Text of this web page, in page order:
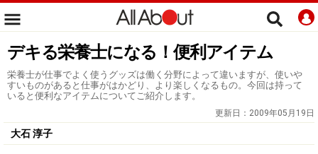
デキる栄養士になる！便利アイテム
栄養士が仕事でよく使うグッズは働く分野によって違いますが、使いや
すいものがあると仕事がはかどり、より楽しくなるもの。今回は持って
いると便利なアイテムについてご紹介します。
更新日： 2009年05月19日
大石 淳子